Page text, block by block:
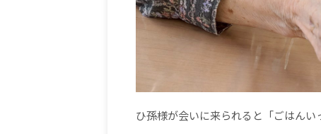
ひ孫様が会いに来られると「ごはんい